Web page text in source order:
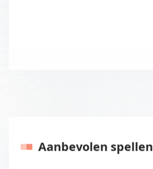
Aanbevolen spellen